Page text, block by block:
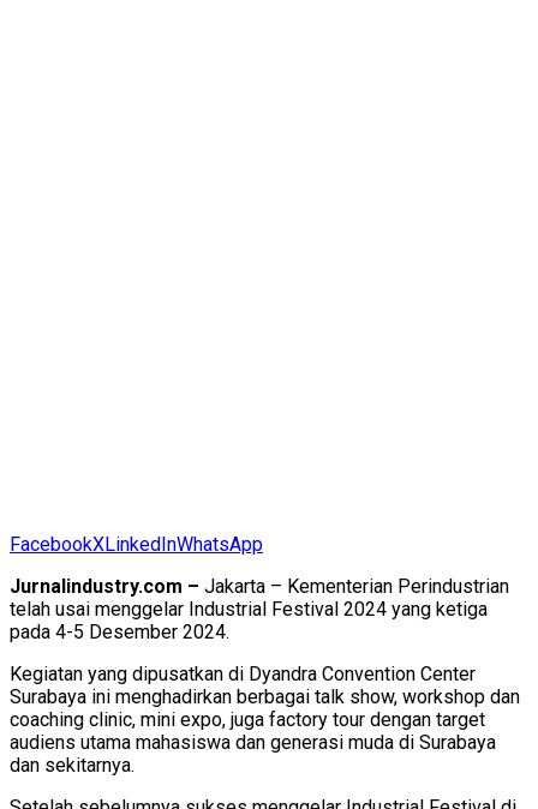
FacebookXLinkedInWhatsApp
Jurnalindustry.com – Jakarta – Kementerian Perindustrian
telah usai menggelar Industrial Festival 2024 yang ketiga
pada 4-5 Desember 2024.
Kegiatan yang dipusatkan di Dyandra Convention Center
Surabaya ini menghadirkan berbagai talk show, workshop dan
coaching clinic, mini expo, juga factory tour dengan target
audiens utama mahasiswa dan generasi muda di Surabaya
dan sekitarnya.